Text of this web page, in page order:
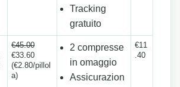
Tracking
gratuito
€45.00
€33.60
(€2.80/pillol
a)
2 compresse
in omaggio
Assicurazion
€11
.40